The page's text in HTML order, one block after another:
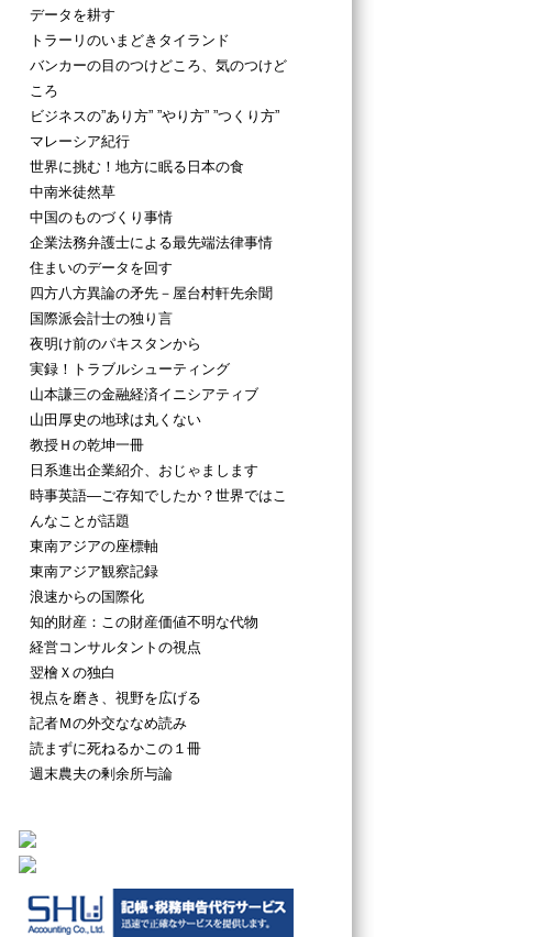
データを耕す
トラーリのいまどきタイランド
バンカーの目のつけどころ、気のつけど
ころ
ビジネスの”あり方” ”やり方” ”つくり方”
マレーシア紀行
世界に挑む！地方に眠る日本の食
中南米徒然草
中国のものづくり事情
企業法務弁護士による最先端法律事情
住まいのデータを回す
四方八方異論の矛先－屋台村軒先余聞
国際派会計士の独り言
夜明け前のパキスタンから
実録！トラブルシューティング
山本謙三の金融経済イニシアティブ
山田厚史の地球は丸くない
教授Ｈの乾坤一冊
日系進出企業紹介、おじゃまします
時事英語―ご存知でしたか？世界ではこ
んなことが話題
東南アジアの座標軸
東南アジア観察記録
浪速からの国際化
知的財産：この財産価値不明な代物
経営コンサルタントの視点
翌檜Ｘの独白
視点を磨き、視野を広げる
記者Ｍの外交ななめ読み
読まずに死ねるかこの１冊
週末農夫の剰余所与論